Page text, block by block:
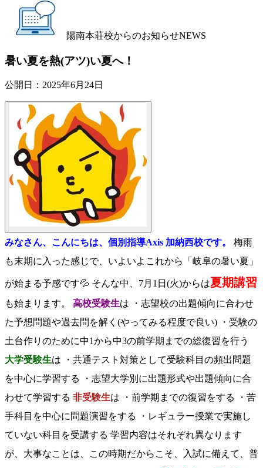
陽南本荘校からのお知らせNEWS
暑い夏を熱(アツ)い夏へ！
公開日： 2025年6月24日
みなさん、こんにちは、個別指導Axis 加納西校です。
梅雨
も末期に入った感じで、いよいよこれから「岐阜の暑い夏」
が始まる予感です💦 そんな中、7月1日(火)からは夏期講習
も始まります。 高校受験生は ・志望校の出題傾向に合わせ
た予想問題や過去問を解く(やってみる程度で良い) ・受験の
土台作りのために中1から中3の前学期までの総復習を行う
大学受験生は ・共通テスト対策として受験科目の頻出問題
を中心に学習する ・志望大学別に出題形式や出題傾向に合
わせて学習する 非受験生は ・前学期までの復習をする ・苦
手科目を中心に問題演習をする ・レギュラー授業で実施し
ていない科目を受講する 学習内容はそれぞれ異なります
が、大事なことは、この時期だからこそ、入試に備えて、普